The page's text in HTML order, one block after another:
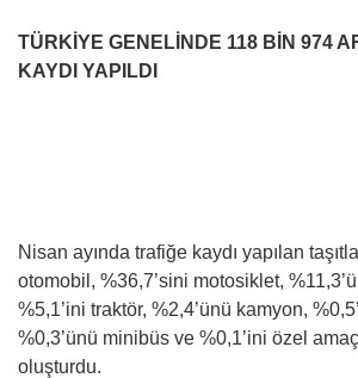
TÜRKİYE GENELİNDE 118 BİN 974
KAYDI YAPILDI
Nisan ayında trafiğe kaydı yapılan
otomobil, %36,7’sini motosiklet,
%5,1’ini traktör, %2,4’ünü kamyon,
%0,3’ünü minibüs ve %0,1’ini özel
oluşturdu.